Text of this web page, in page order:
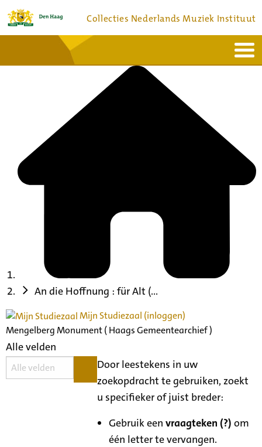
Collecties Nederlands Muziek Instituut
Bronnen en collecties
An die Hoffnung : für Alt (...
Mijn Studiezaal (inloggen)
Mengelberg Monument ( Haags Gemeentearchief )
Alle velden
Door leestekens in uw
zoekopdracht te gebruiken, zoekt
u specifieker of juist breder:
Gebruik eenvraagteken (?) om
één letter te vervangen.